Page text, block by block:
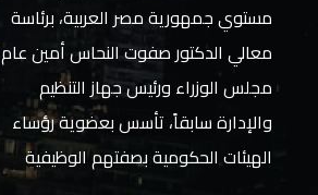
مستوي جمهورية مصر العربية، برئاسة
معالي الدكتور صفوت النحاس أمين عام
مجلس الوزراء ورئيس جهاز التنظيم
والإدارة سابقاً، تأسس بعضوية رؤساء
الهيئات الحكومية بصفتهم الوظيفية